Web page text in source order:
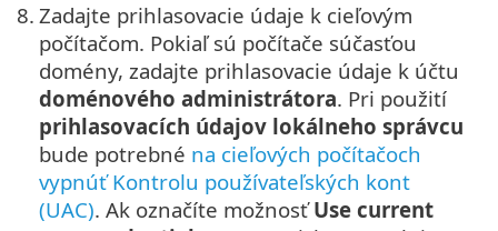
8. Zadajte prihlasovacie údaje k cieľovým
počítačom. Pokiaľ sú počítače súčasťou
domény, zadajte prihlasovacie údaje k účtu
doménového administrátora. Pri použití
prihlasovacích údajov lokálneho správcu
bude potrebné na cieľových počítačoch
vypnúť Kontrolu používateľských kont
(UAC). Ak označíte možnosťUse current